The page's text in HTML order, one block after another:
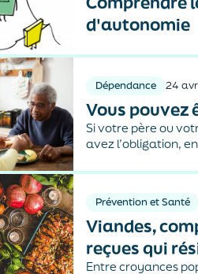
d'autonomie
Dépendance 24
Vous pouvez
Si votre père ou
avez l’obligation,
Prévention et Santé
Viandes,
reçues qui
Entre croyances